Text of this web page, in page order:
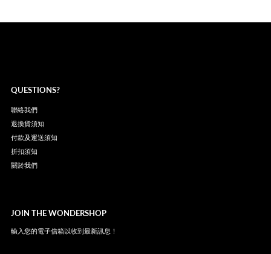
QUESTIONS?
聯絡我們
退換貨須知
付款及運送須知
折扣須知
關於我們
JOIN THE WONDERSHOP
輸入您的電子信箱以收到最新訊息！